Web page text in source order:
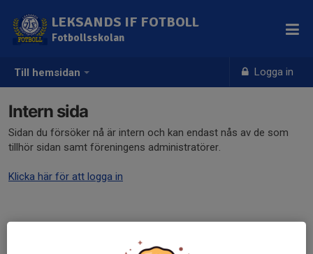
Till hemsidan Logga in
LEKSANDS IF FOTBOLL
Fotbollsskolan
Intern sida
Sidan du försöker nå är intern och kan endast nås av de som
tillhör sidan samt föreningens administratörer.
Klicka här för att logga in